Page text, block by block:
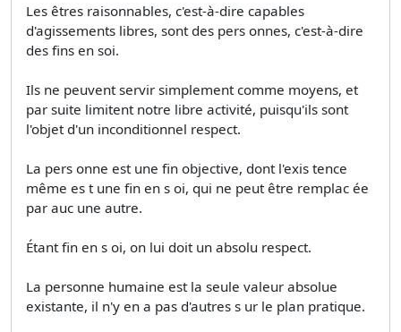
Les êtres raisonnables, c'est-à-dire capables
d'agissements libres, sont des pers onnes, c'est-à-dire
des fins en soi.
Ils ne peuvent servir simplement comme moyens, et
par suite limitent notre libre activité, puisqu'ils sont
l'objet d'un inconditionnel respect.
La pers onne est une fin objective, dont l'exis tence
même es t une fin en s oi, qui ne peut être remplac ée
par auc une autre.
Étant fin en s oi, on lui doit un absolu respect.
La personne humaine est la seule valeur absolue
existante, il n'y en a pas d'autres s ur le plan pratique.